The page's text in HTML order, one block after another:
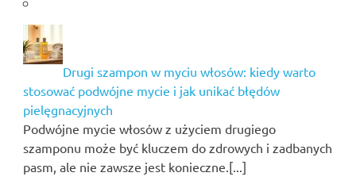
Drugi szampon w myciu włosów: kiedy warto
stosować podwójne mycie i jak unikać błędów
pielęgnacyjnych
Podwójne mycie włosów z użyciem drugiego
szamponu może być kluczem do zdrowych i zadbanych
pasm, ale nie zawsze jest konieczne.[...]